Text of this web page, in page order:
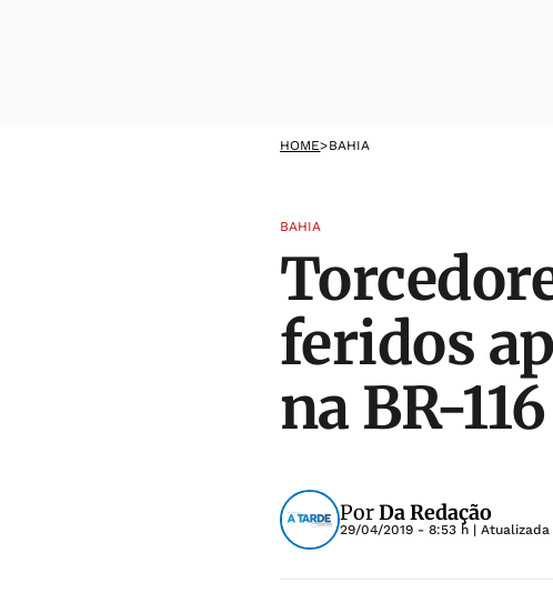
HOME>BAHIA
BAHIA
feridos
na BR-116
PorDa Redação
29/04/2019 - 8:53 h | Atualizada